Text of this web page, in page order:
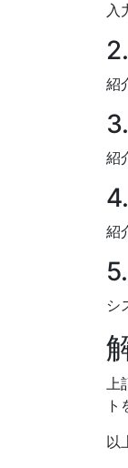
入
紹
紹
紹
シ
上
以